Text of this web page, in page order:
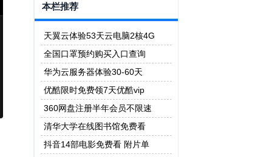
本栏推荐
天翼云体验53天云电脑2核4G
全国口罩预约购买入口查询
华为云服务器体验30-60天
优酷限时免费领7天优酷vip
360网盘注册半年会员不限速
清华大学在线图书馆免费看
抖音14部电影免费看 附片单